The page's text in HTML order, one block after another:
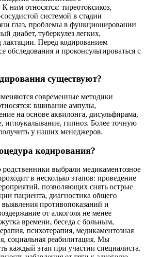
ним относятся: тиреотоксикоз,
системой в стадии
глаз, проблемы в функционировании
диабет, туберкулез легких,
лактации. Перед кодированием
обследования и проконсультироваться с
существуют?
современные методики
вшивание ампулы,
на основе аквилонга, дисульфирама,
иглоукалывание, гипноз. Более точную
у наших менеджеров.
кодирования?
выбрали медикаментозное
в несколько этапов: проведение
позволяющих снять острые
пациента, диагностика общего
выявления противопоказаний и
от алкоголя не менее
времени, беседа с больным,
психотерапия, медикаментозная
социальная реабилитация. Мы
каждый этап при участии специалиста.